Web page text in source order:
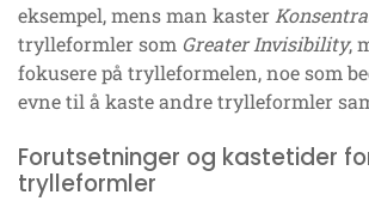
eksempel, mens man kaster
trylleformler som Greater Invisibility,
fokusere på trylleformelen, noe som
evne til å kaste andre trylleformler
Forutsetninger og kastetider
trylleformler